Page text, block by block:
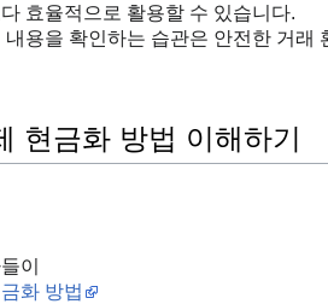
효율적으로 활용할 수 있습니다.
내용을 확인하는 습관은 안전한 거래
현금화 방법 이해하기
이
화 방법